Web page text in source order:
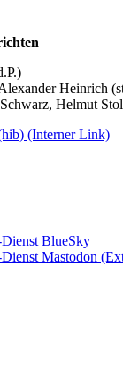
Heinrich
Helmut
(Interner Link)
BlueSky
Mastodon